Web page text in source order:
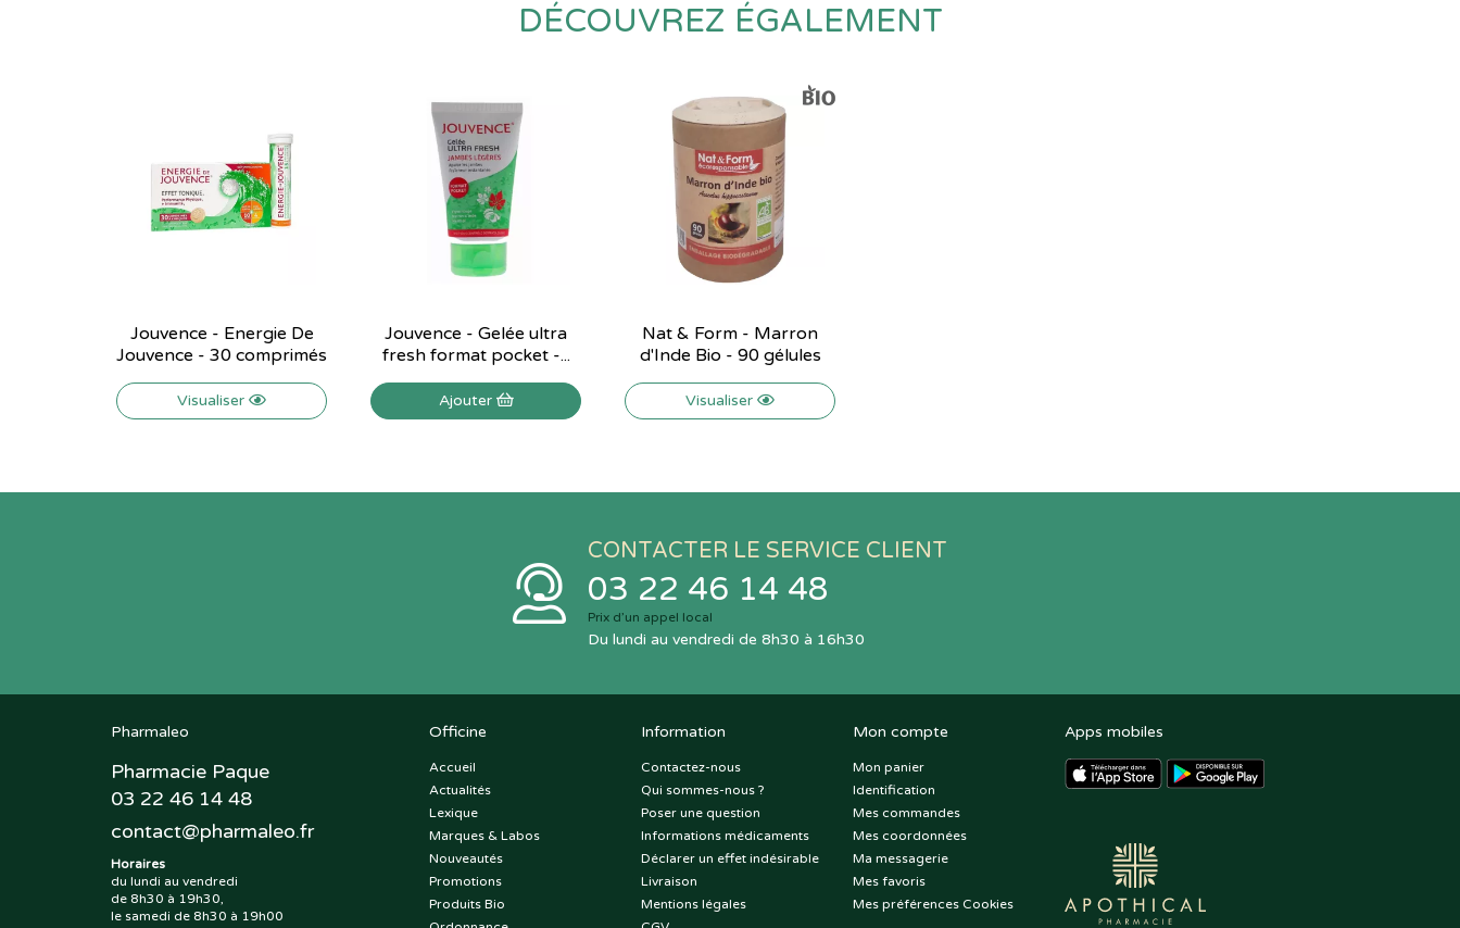
DÉCOUVREZ ÉGALEMENT
Jouvence - Energie De
Jouvence - 30 comprimés
Visualiser
Jouvence - Gelée ultra
fresh format pocket -...
Ajouter
Nat & Form - Marron
d'Inde Bio - 90 gélules
Visualiser
CONTACTER LE SERVICE CLIENT
03 22 46 14 48
Prix d’un appel local
Du lundi au vendredi de 8h30 à 16h30
Pharmaleo
Pharmacie Paque
03 22 46 14 48
contact@pharmaleo.fr
Horaires
du lundi au vendredi
de 8h30 à 19h30,
le samedi de 8h30 à 19h00
Officine
Accueil
Actualités
Lexique
Marques & Labos
Nouveautés
Promotions
Produits Bio
Information
Contactez-nous
Qui sommes-nous ?
Poser une question
Informations médicaments
Déclarer un effet indésirable
Livraison
Mentions légales
Mon compte
Mon panier
Identification
Mes commandes
Mes coordonnées
Ma messagerie
Mes favoris
Mes préférences Cookies
Apps mobiles